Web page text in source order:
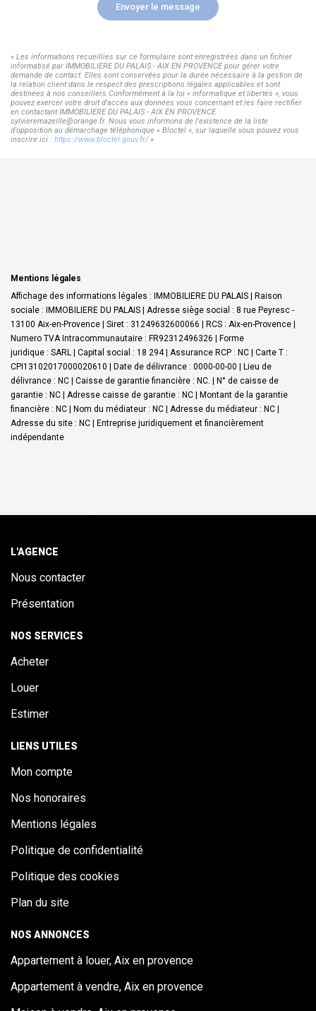
Envoyer le message
« Les informations recueillies sur ce formulaire sont enregistrées dans un fichier
informatisé par IMMOBILIERE DU PALAIS - AIX EN PROVENCE pour gérer votre
demande de contact. Elles sont conservées pour la durée nécessaire à la gestion de
la relation client dans le respect des prescriptions légales applicables et sont
destinées à nos conseillers Conformément à la loi « informatique et libertés », vous
pouvez exercer votre droit d'accès aux données vous concernant et les faire rectifier
en contactant IMMOBILIERE DU PALAIS - AIX EN PROVENCE
sylvieremazeille@orange.fr. Nous vous informons de l'existence de la liste
d'opposition au démarchage téléphonique « Bloctel », sur laquelle vous pouvez vous
inscrire ici : https://www.bloctel.gouv.fr/»
Mentions légales
Affichage des informations légales : IMMOBILIERE DU PALAIS | Raison
sociale : IMMOBILIERE DU PALAIS | Adresse siège social : 8 rue Peyresc -
13100 Aix-en-Provence | Siret : 31249632600066 | RCS : Aix-en-Provence |
Numero TVA Intracommunautaire : FR92312496326 | Forme
juridique : SARL | Capital social : 18 294 | Assurance RCP : NC | Carte T :
CPI13102017000020610 | Date de délivrance : 0000-00-00 | Lieu de
délivrance : NC | Caisse de garantie financière : NC. | N° de caisse de
garantie : NC | Adresse caisse de garantie : NC | Montant de la garantie
financière : NC | Nom du médiateur : NC | Adresse du médiateur : NC |
Adresse du site : NC | Entreprise juridiquement et financièrement
indépendante
L'AGENCE
Nous contacter
Présentation
NOS SERVICES
Acheter
Louer
Estimer
LIENS UTILES
Mon compte
Nos honoraires
Mentions légales
Politique de confidentialité
Politique des cookies
Plan du site
NOS ANNONCES
Appartement à louer, Aix en provence
Appartement à vendre, Aix en provence